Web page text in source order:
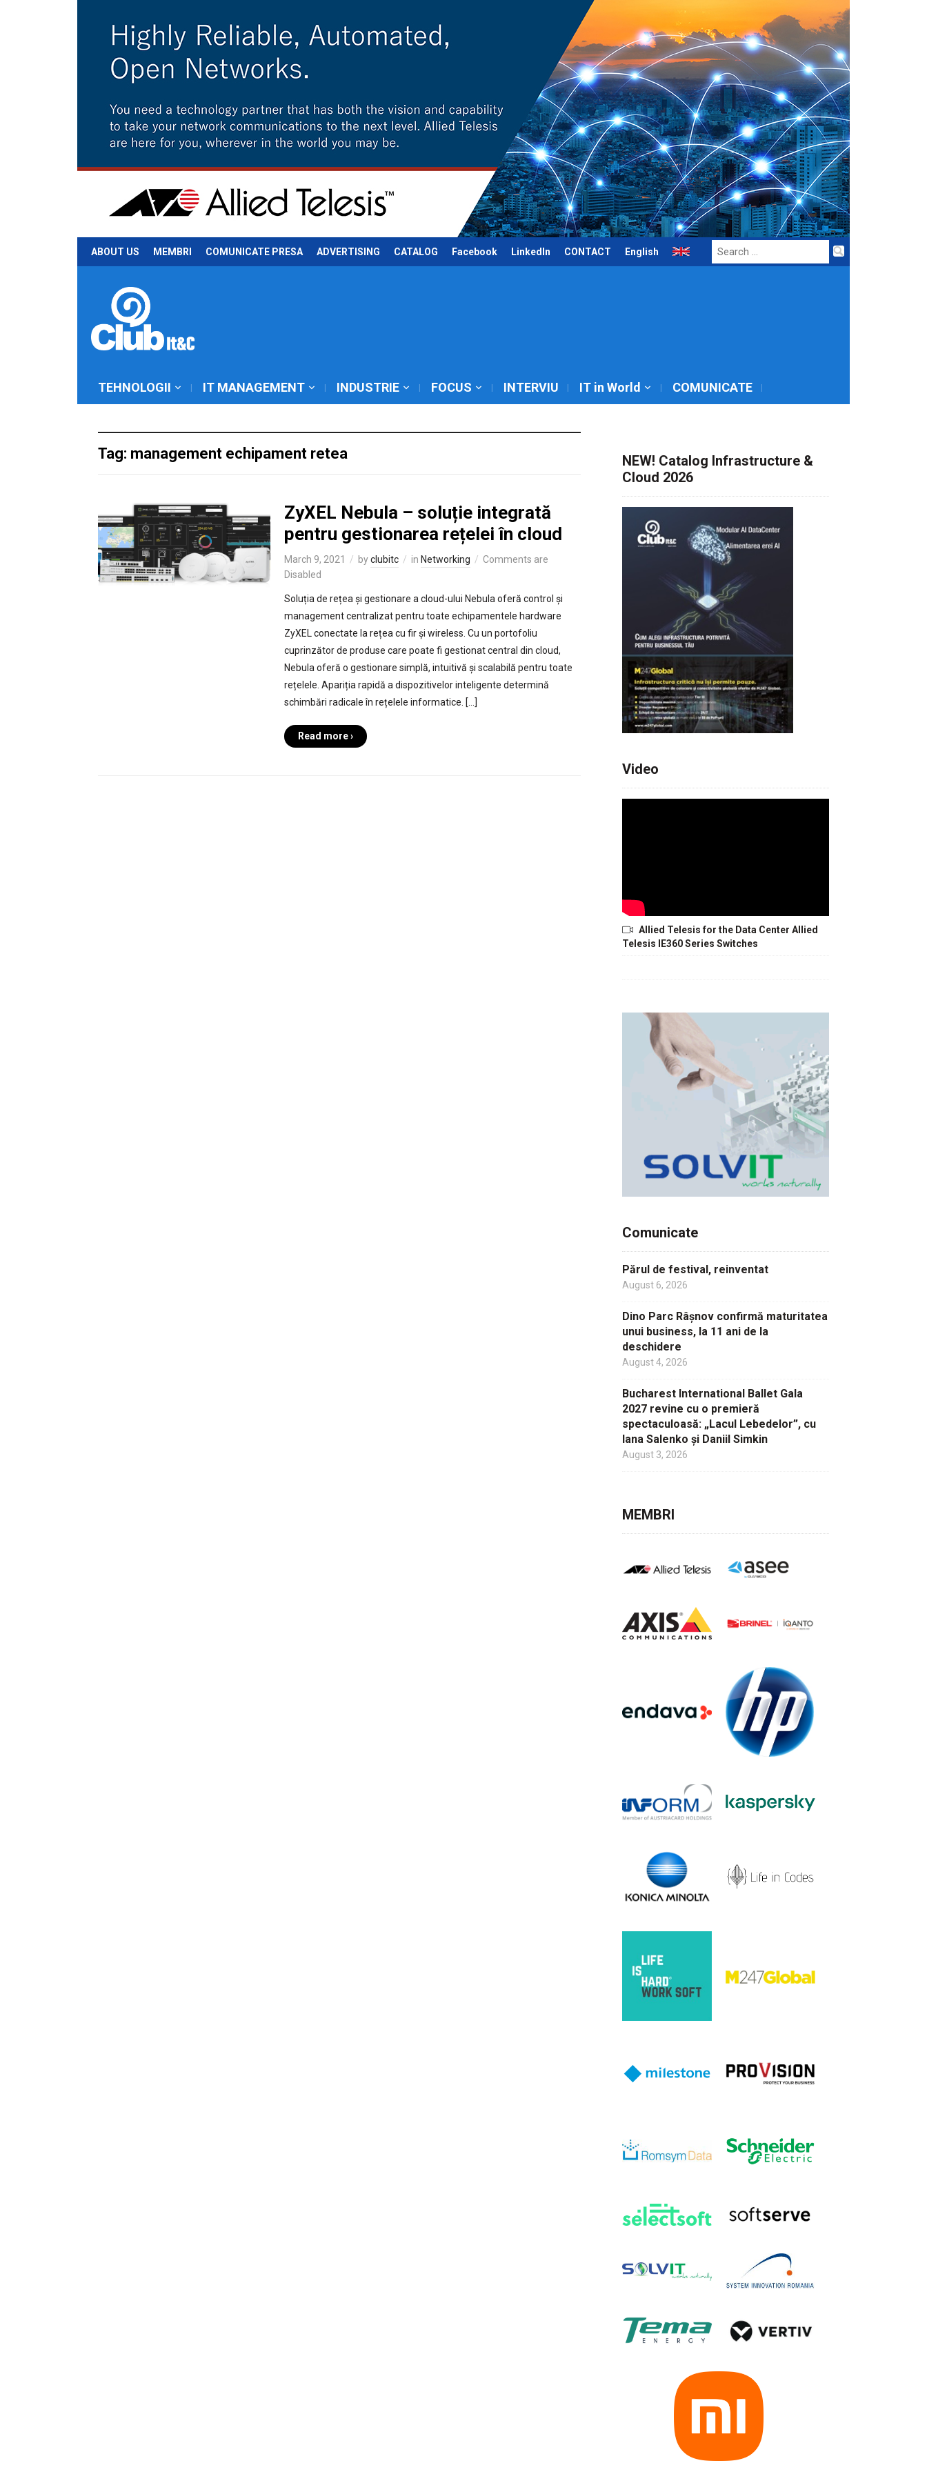
ABOUT US MEMBRI COMUNICATE PRESA ADVERTISING CATALOG Facebook LinkedIn CONTACT English
Search
for:
TEHNOLOGII IT MANAGEMENT INDUSTRIE FOCUS INTERVIU IT in World COMUNICATE
Tag: management echipament retea
ZyXEL Nebula – soluție integrată
pentru gestionarea rețelei în cloud
March 9, 2021 byclubitc in Networking
Comments are
Disabled
Soluția de rețea și gestionare a cloud-ului Nebula oferă control și
management centralizat pentru toate echipamentele hardware
ZyXEL conectate la rețea cu fir și wireless. Cu un portofoliu
cuprinzător de produse care poate fi gestionat central din cloud,
Nebula oferă o gestionare simplă, intuitivă și scalabilă pentru toate
rețelele. Apariția rapidă a dispozitivelor inteligente determină
schimbări radicale în rețelele informatice. […]
Read more ›
NEW! Catalog Infrastructure &
Cloud 2026
Video
Allied Telesis for the Data Center Allied
Telesis IE360 Series Switches
Comunicate
Părul de festival, reinventat
August 6, 2026
Dino Parc Râșnov confirmă maturitatea
unui business, la 11 ani de la
deschidere
August 4, 2026
Bucharest International Ballet Gala
2027 revine cu o premieră
spectaculoasă: „Lacul Lebedelor”, cu
Iana Salenko și Daniil Simkin
August 3, 2026
MEMBRI